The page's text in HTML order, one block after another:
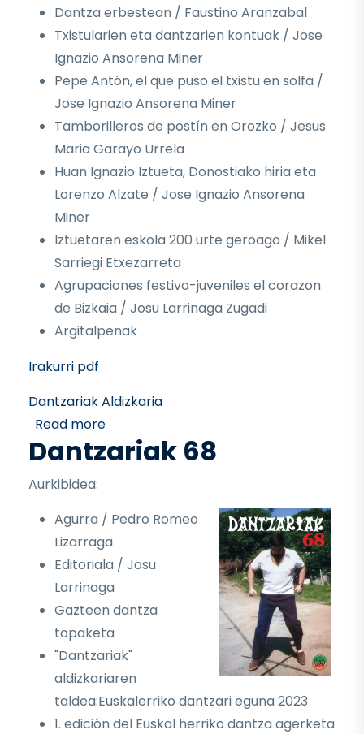
Dantza erbestean / Faustino Aranzabal
Txistularien eta dantzarien kontuak / Jose
Ignazio Ansorena Miner
Pepe Antón, el que puso el txistu en solfa /
Jose Ignazio Ansorena Miner
Tamborilleros de postín en Orozko / Jesus
Maria Garayo Urrela
Huan Ignazio Iztueta, Donostiako hiria eta
Lorenzo Alzate / Jose Ignazio Ansorena
Miner
Iztuetaren eskola 200 urte geroago / Mikel
Sarriegi Etxezarreta
Agrupaciones festivo-juveniles el corazon
de Bizkaia / Josu Larrinaga Zugadi
Argitalpenak
Irakurri pdf
Dantzariak Aldizkaria
Read moreabout Dantzariak 69
Dantzariak 68
Aurkibidea:
Agurra / Pedro Romeo
Lizarraga
Editoriala / Josu
Larrinaga
Gazteen dantza
topaketa
"Dantzariak"
aldizkariaren
taldea:Euskalerriko dantzari eguna 2023
1. edición del Euskal herriko dantza agerketa